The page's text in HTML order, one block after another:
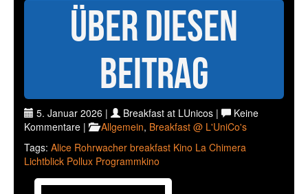
Über diesen
Beitrag
5. Januar 2026 | Breakfast at LUnicos |
Keine
Kommentare |
Allgemein, Breakfast @ L'UniCo's
Tags: Alice Rohrwacher breakfast Kino La Chimera
Lichtblick Pollux Programmkino